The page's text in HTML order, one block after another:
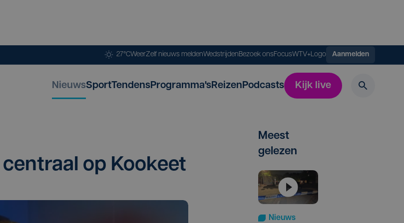
27°CWeerZelf nieuws meldenWedstrijdenBezoek onsFocusWTV+Logo Aanmelden
NieuwsSportTendensProgramma'sReizenPodcasts Kijk live
op Kookeet
Meest
gelezen
Nieuws